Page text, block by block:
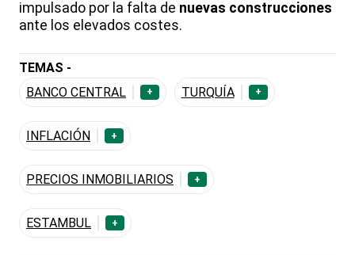
impulsado por la falta de nuevas construcciones
ante los elevados costes.
TEMAS -
BANCO CENTRAL
+ TURQUÍA +
INFLACIÓN +
PRECIOS INMOBILIARIOS +
ESTAMBUL +